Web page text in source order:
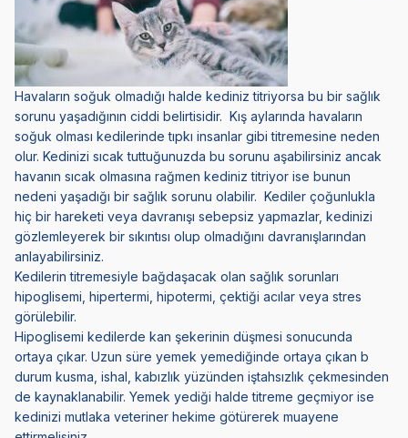
Havaların soğuk olmadığı halde kediniz titriyorsa bu bir sağlık
sorunu yaşadığının ciddi belirtisidir. Kış aylarında havaların
soğuk olması kedilerinde tıpkı insanlar gibi titremesine neden
olur. Kedinizi sıcak tuttuğunuzda bu sorunu aşabilirsiniz ancak
havanın sıcak olmasına rağmen kediniz titriyor ise bunun
nedeni yaşadığı bir sağlık sorunu olabilir. Kediler çoğunlukla
hiç bir hareketi veya davranışı sebepsiz yapmazlar, kedinizi
gözlemleyerek bir sıkıntısı olup olmadığını davranışlarından
anlayabilirsiniz.
Kedilerin titremesiyle bağdaşacak olan sağlık sorunları
hipoglisemi, hipertermi, hipotermi, çektiği acılar veya stres
görülebilir.
Hipoglisemi kedilerde kan şekerinin düşmesi sonucunda
ortaya çıkar. Uzun süre yemek yemediğinde ortaya çıkan b
durum kusma, ishal, kabızlık yüzünden iştahsızlık çekmesinden
de kaynaklanabilir. Yemek yediği halde titreme geçmiyor ise
kedinizi mutlaka veteriner hekime götürerek muayene